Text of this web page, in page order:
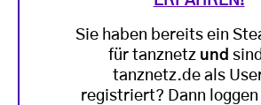
Sie haben bereits ein
für tanznetz und
tanznetz.de als
registriert? Dann loggen